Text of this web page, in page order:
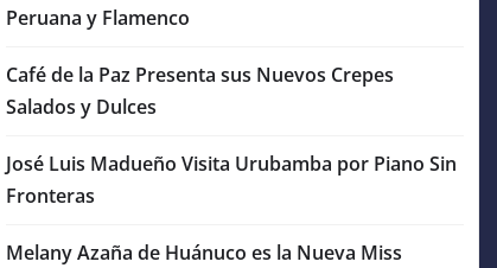
Peruana y Flamenco
Café de la Paz Presenta sus Nuevos Crepes
Salados y Dulces
José Luis Madueño Visita Urubamba por Piano Sin
Fronteras
Melany Azaña de Huánuco es la Nueva Miss